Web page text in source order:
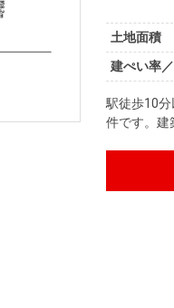
土地面積
建ぺい率
駅徒歩10
件です。建